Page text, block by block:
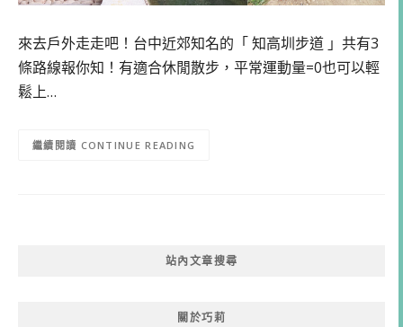
來去戶外走走吧！台中近郊知名的「 知高圳步道 」共有3
條路線報你知！有適合休閒散步，平常運動量=0也可以輕
鬆上…
CONTINUE READING
站內文章搜尋
關於巧莉